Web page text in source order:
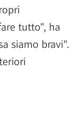
tutto", ha
siamo bravi".